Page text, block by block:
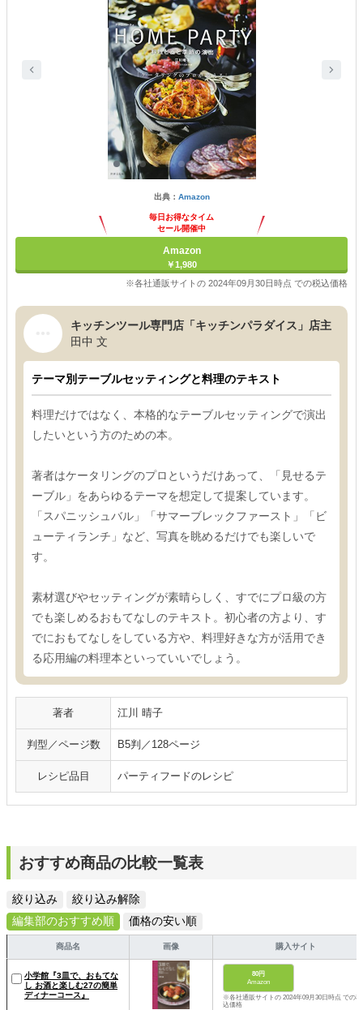
出典： Amazon
毎日お得なタイム
セール開催中
Amazon
￥1,980
※各社通販サイトの 2024年09月30日時点 での税込価格
キッチンツール専門店「キッチンパラダイス」店主
田中 文
テーマ別テーブルセッティングと料理のテキスト
料理だけではなく、本格的なテーブルセッティングで演出
したいという方のための本。
著者はケータリングのプロというだけあって、「見せるテ
ーブル」をあらゆるテーマを想定して提案しています。
「スパニッシュバル」「サマーブレックファースト」「ビ
ューティランチ」など、写真を眺めるだけでも楽しいで
す。
素材選びやセッティングが素晴らしく、すでにプロ級の方
でも楽しめるおもてなしのテキスト。初心者の方より、す
でにおもてなしをしている方や、料理好きな方が活用でき
る応用編の料理本といっていいでしょう。
著者 江川 晴子
判型／ページ数 B5判／128ページ
レシピ品目 パーティフードのレシピ
おすすめ商品の比較一覧表
絞り込み
絞り込み解除
編集部のおすすめ順
価格の安い順
商品名 画像 購入サイト
小学館『3皿で、おもてな
し お酒と楽しむ27の簡単
ディナーコース』
80円
Amazon
※各社通販サイトの 2024年09月30日時点 での税
込価格